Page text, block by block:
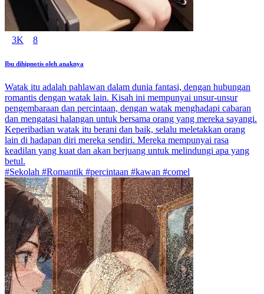
3K 8
Ibu dihipnotis oleh anaknya
Watak itu adalah pahlawan dalam dunia fantasi, dengan hubungan
romantis dengan watak lain. Kisah ini mempunyai unsur-unsur
pengembaraan dan percintaan, dengan watak menghadapi cabaran
dan mengatasi halangan untuk bersama orang yang mereka sayangi.
Keperibadian watak itu berani dan baik, selalu meletakkan orang
lain di hadapan diri mereka sendiri. Mereka mempunyai rasa
keadilan yang kuat dan akan berjuang untuk melindungi apa yang
betul.
#Sekolah #Romantik #percintaan #kawan #comel